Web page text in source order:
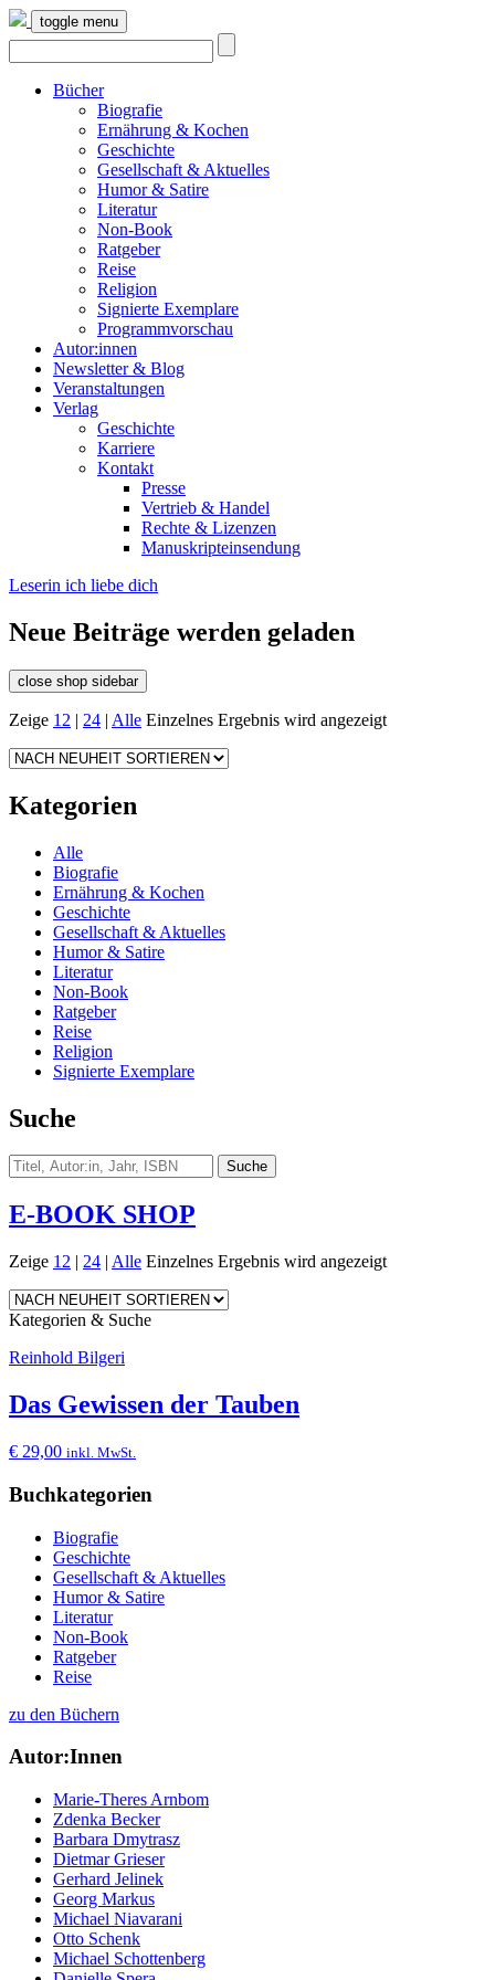
toggle menu
Bücher
Biografie
Ernährung & Kochen
Geschichte
Gesellschaft & Aktuelles
Humor & Satire
Literatur
Non-Book
Ratgeber
Reise
Religion
Signierte Exemplare
Programmvorschau
Autor:innen
Newsletter & Blog
Veranstaltungen
Verlag
Geschichte
Karriere
Kontakt
Presse
Vertrieb & Handel
Rechte & Lizenzen
Manuskripteinsendung
Leserin ich liebe dich
Neue Beiträge werden geladen
close shop sidebar
Zeige 12 | 24 | Alle Einzelnes Ergebnis wird angezeigt
Kategorien
Alle
Biografie
Ernährung & Kochen
Geschichte
Gesellschaft & Aktuelles
Humor & Satire
Literatur
Non-Book
Ratgeber
Reise
Religion
Signierte Exemplare
Suche
E-BOOK SHOP
Zeige 12 | 24 | Alle Einzelnes Ergebnis wird angezeigt
Kategorien & Suche
Reinhold Bilgeri
Das Gewissen der Tauben
€ 29,00 inkl. MwSt.
Buchkategorien
Biografie
Geschichte
Gesellschaft & Aktuelles
Humor & Satire
Literatur
Non-Book
Ratgeber
Reise
zu den Büchern
Autor:Innen
Marie-Theres Arnbom
Zdenka Becker
Barbara Dmytrasz
Dietmar Grieser
Gerhard Jelinek
Georg Markus
Michael Niavarani
Otto Schenk
Michael Schottenberg